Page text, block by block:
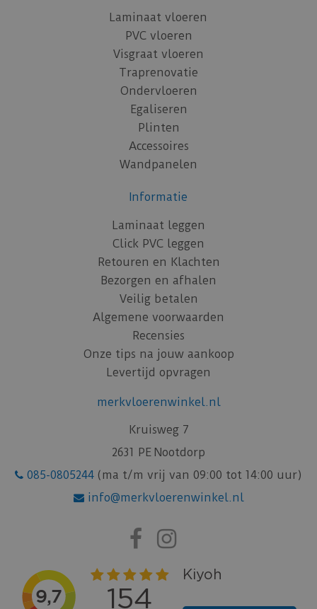
Laminaat vloeren
PVC vloeren
Visgraat vloeren
Traprenovatie
Ondervloeren
Egaliseren
Plinten
Accessoires
Wandpanelen
Informatie
Laminaat leggen
Click PVC leggen
Retouren en Klachten
Bezorgen en afhalen
Veilig betalen
Algemene voorwaarden
Recensies
Onze tips na jouw aankoop
Levertijd opvragen
merkvloerenwinkel.nl
Kruisweg 7
2631 PE Nootdorp
085-0805244 (ma t/m vrij van 09:00 tot 14:00 uur)
info@merkvloerenwinkel.nl